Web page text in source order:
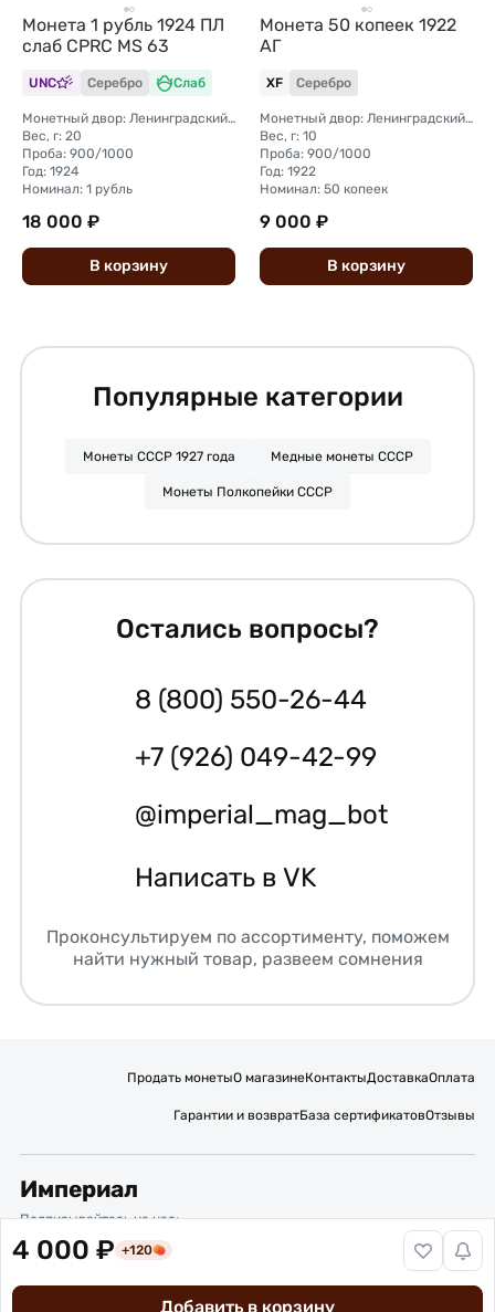
4 000 ₽ +120
Добавить в корзину
Монета 1 рубль 1924 ПЛ
слаб CPRC MS 63
UNC Серебро Слаб
Монетный двор: Ленинградский (ЛМД)
Вес, г: 20
Проба: 900/1000
Год: 1924
Номинал: 1 рубль
18 000 ₽
В корзину
Монета 50 копеек 1922
АГ
XF Серебро
Монетный двор: Ленинградский (ЛМД)
Вес, г: 10
Проба: 900/1000
Год: 1922
Номинал: 50 копеек
9 000 ₽
В корзину
Популярные категории
Монеты СССР 1927 года Медные монеты СССР
Монеты Полкопейки СССР
Остались вопросы?
8 (800) 550-26-44
+7 (926) 049-42-99
@imperial_mag_bot
Написать в VK
Проконсультируем по ассортименту, поможем
найти нужный товар, развеем сомнения
Продать монетыО магазинеКонтактыДоставкаОплата
Гарантии и возвратБаза сертификатовОтзывы
Империал
Подписывайтесь на нас:
Вакансии
Политика обработки персональных данных